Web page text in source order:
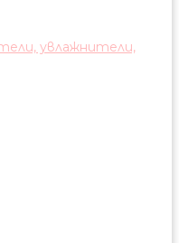
увлажнители,